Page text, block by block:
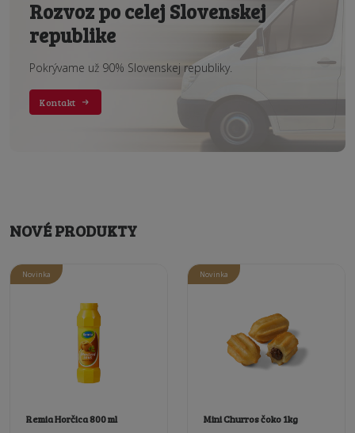
Rozvoz po celej Slovenskej
republike
Pokrývame už 90% Slovenskej republiky.
Kontakt
NOVÉ PRODUKTY
Novinka
Remia Horčica 800 ml
Novinka
Mini Churros čoko 1kg